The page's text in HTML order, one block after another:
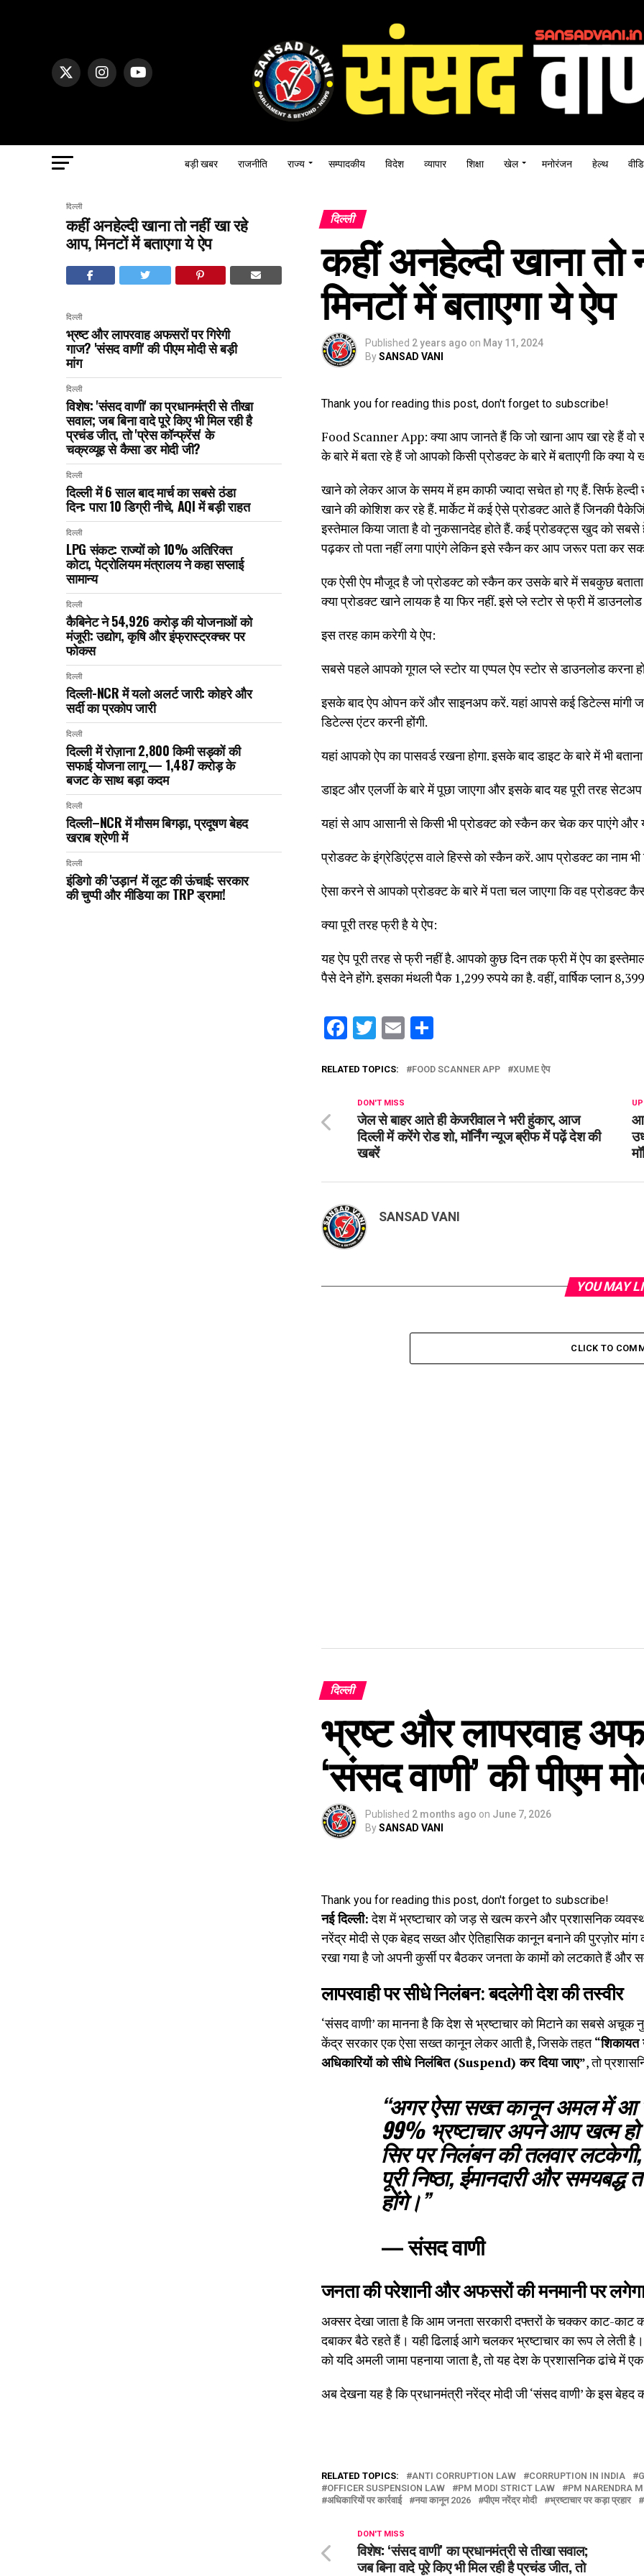
बड़ी खबर राजनीति राज्य सम्पादकीय विदेश व्यापार शिक्षा खेल मनोरंजन हेल्थ
दिल्ली
कहीं अनहेल्दी खाना तो नहीं खा रहे
आप, मिनटों में बताएगा ये ऐप
दिल्ली
भ्रष्ट और लापरवाह अफसरों पर गिरेगी
गाज? 'संसद वाणी' की पीएम मोदी से बड़ी
मांग
दिल्ली
विशेष: 'संसद वाणी' का प्रधानमंत्री से तीखा
सवाल; जब बिना वादे पूरे किए भी मिल रही है
प्रचंड जीत, तो 'प्रेस कॉन्फ्रेंस' के
चक्रव्यूह से कैसा डर मोदी जी?
दिल्ली
दिल्ली में 6 साल बाद मार्च का सबसे ठंडा
दिन: पारा 10 डिग्री नीचे, AQI में बड़ी राहत
दिल्ली
LPG संकट: राज्यों को 10% अतिरिक्त
कोटा, पेट्रोलियम मंत्रालय ने कहा सप्लाई
सामान्य
दिल्ली
कैबिनेट ने ₹54,926 करोड़ की योजनाओं को
मंजूरी: उद्योग, कृषि और इंफ्रास्ट्रक्चर पर
फोकस
दिल्ली
दिल्ली-NCR में यलो अलर्ट जारी: कोहरे और
सर्दी का प्रकोप जारी
दिल्ली
दिल्ली में रोज़ाना 2,800 किमी सड़कों की
सफाई योजना लागू — ₹1,487 करोड़ के
बजट के साथ बड़ा कदम
दिल्ली
दिल्ली–NCR में मौसम बिगड़ा, प्रदूषण बेहद
खराब श्रेणी में
दिल्ली
इंडिगो की 'उड़ान' में लूट की ऊंचाई: सरकार
की चुप्पी और मीडिया का TRP ड्रामा!
दिल्ली
कहीं अनहेल्दी खाना
मिनटों में बताएगा ये ऐप
Published 2 years ago on May 11, 2024
BySANSAD VANI
Thank you for reading this post, don't forget to subscribe!
Food Scanner App: क्या आप जानते हैं कि जो खाना आप खा रहे हैं वो
के बारे में बता रहे हैं जो आपको किसी प्रोडक्ट के बारे में बताएगी कि क्या ये
खाने को लेकर आज के समय में हम काफी ज्यादा सचेत हो गए हैं. सिर्फ हेल्दी
खाने की कोशिश कर रहे हैं. मार्केट में कई ऐसे प्रोडक्ट आते हैं जिनकी
इस्तेमाल किया जाता है वो नुकसानदेह होते हैं. कई प्रोडक्ट्स खुद को सबसे
पढ़कर तो पता नहीं लगा पाएंगे लेकिन इसे स्कैन कर आप जरूर पता कर
एक ऐसी ऐप मौजूद है जो प्रोडक्ट को स्कैन कर उसके बारे में सबकुछ
क्या प्रोडक्ट खाने लायक है या फिर नहीं. इसे प्ले स्टोर से फ्री में
इस तरह काम करेगी ये ऐप:
सबसे पहले आपको गूगल प्ले स्टोर या एप्पल ऐप स्टोर से डाउनलोड करना
इसके बाद ऐप ओपन करें और साइनअप करें. यहां आपसे कई डिटेल्स मांगी
डिटेल्स एंटर करनी होंगी.
यहां आपको ऐप का पासवर्ड रखना होगा. इसके बाद डाइट के बारे में भी बताना
डाइट और एलर्जी के बारे में पूछा जाएगा और इसके बाद यह पूरी तरह सेटअप
यहां से आप आसानी से किसी भी प्रोडक्ट को स्कैन कर चेक कर पाएंगे और
प्रोडक्ट के इंग्रेडिएंट्स वाले हिस्से को स्कैन करें. आप प्रोडक्ट का नाम
ऐसा करने से आपको प्रोडक्ट के बारे में पता चल जाएगा कि वह प्रोडक्ट
क्या पूरी तरह फ्री है ये ऐप:
यह ऐप पूरी तरह से फ्री नहीं है. आपको कुछ दिन तक फ्री में ऐप का
पैसे देने होंगे. इसका मंथली पैक 1,299 रुपये का है. वहीं, वार्षिक प्लान
Facebook
Twitter
Email
RELATED TOPICS: FOOD SCANNER APP XUME ऐप
DON'T MISS
जेल से बाहर आते ही केजरीवाल ने भरी हुंकार, आज
दिल्ली में करेंगे रोड शो, मॉर्निंग न्यूज ब्रीफ में पढ़ें देश की
खबरें
SANSAD VANI
YOU MAY
CLICK TO
दिल्ली
भ्रष्ट और लापरवाह
‘संसद वाणी’ की पीएम
Published 2 months ago on June 7, 2026
BySANSAD VANI
Thank you for reading this post, don't forget to subscribe!
नई दिल्ली:देश में भ्रष्टाचार को जड़ से खत्म करने और प्रशासनिक
नरेंद्र मोदी से एक बेहद सख्त और ऐतिहासिक कानून बनाने की पुरज़ोर
रखा गया है जो अपनी कुर्सी पर बैठकर जनता के कामों को लटकाते हैं और
लापरवाही पर सीधे निलंबन: बदलेगी देश की तस्वीर
‘संसद वाणी’ का मानना है कि देश से भ्रष्टाचार को मिटाने का सबसे अचूक
केंद्र सरकार एक ऐसा सख्त कानून लेकर आती है, जिसके तहत“शिकायत
अधिकारियों को सीधे निलंबित (Suspend) कर दिया जाए”, तो
“अगर ऐसा सख्त कानून अमल में आ
99% भ्रष्टाचार अपने आप खत्म
सिर पर निलंबन की तलवार
पूरी निष्ठा, ईमानदारी और
होंगे।”
—संसद वाणी
जनता की परेशानी और अफसरों की मनमानी पर
अक्सर देखा जाता है कि आम जनता सरकारी दफ्तरों के चक्कर काट-काट
दबाकर बैठे रहते हैं। यही ढिलाई आगे चलकर भ्रष्टाचार का रूप ले लेती है।
को यदि अमली जामा पहनाया जाता है, तो यह देश के प्रशासनिक ढांचे में
अब देखना यह है कि प्रधानमंत्री नरेंद्र मोदी जी ‘संसद वाणी’ के इस
RELATED TOPICS: ANTI CORRUPTION LAW CORRUPTION IN INDIA
OFFICER SUSPENSION LAW
PM MODI STRICT LAW
PM NARENDRA
अधिकारियों पर कार्रवाई
नया कानून 2026 पीएम नरेंद्र मोदी भ्रष्टाचार पर कड़ा प्रहार
DON'T MISS
विशेष: ‘संसद वाणी’ का प्रधानमंत्री से तीखा सवाल;
जब बिना वादे पूरे किए भी मिल रही है प्रचंड जीत, तो